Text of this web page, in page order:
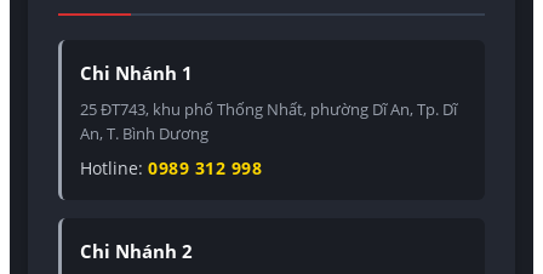
Chi Nhánh 1
25 ĐT743, khu phố Thống Nhất, phường Dĩ An, Tp. Dĩ
An, T. Bình Dương
Hotline: 0989 312 998
Chi Nhánh 2